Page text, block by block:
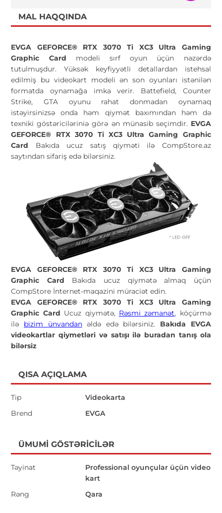
MAL HAQQINDA
EVGA GEFORCE® RTX 3070 Ti XC3 Ultra Gaming
Graphic Card modeli sırf oyun üçün nəzərdə
tutulmuşdur. Yüksək keyfiyyətli detallardan istehsal
edilmiş bu videokart modeli ən son oyunları istənilən
formatda oynamağa imka verir. Battefield, Counter
Strike, GTA oyunu rahat donmadan oynamaq
istəyirsinizsə onda həm qiymət baxımından həm də
texniki göstəriciləriniə görə ən münasib seçimdir. EVGA
GEFORCE® RTX 3070 Ti XC3 Ultra Gaming Graphic
Card Bakıda ucuz satış qiyməti ilə CompStore.az
saytından sifariş edə bilərsiniz.
EVGA GEFORCE® RTX 3070 Ti XC3 Ultra Gaming
Graphic Card Bakıda ucuz qiymətə almaq üçün
CompStore İnternet-maqazini müraciət edin.
EVGA GEFORCE® RTX 3070 Ti XC3 Ultra Gaming
Graphic Card Ucuz qiymətə, Rəsmi zəmanət, köçürmə
ilə bizim ünvandanəldə edə bilərsiniz. Bakıda EVGA
videokartlar qiymetləri və satışı ilə buradan tanış ola
bilərsiz
QISA AÇIQLAMA
Tip
Videokarta
Brend
EVGA
ÜMUMI GÖSTƏRICILƏR
Təyinat
Professional oyunçular üçün video
kart
Rəng
Qara